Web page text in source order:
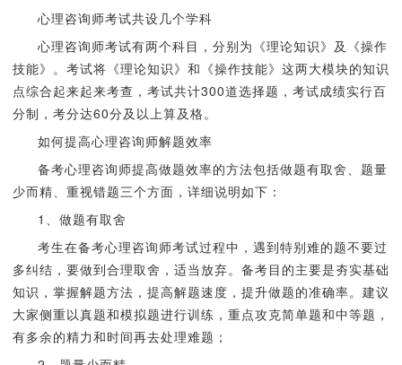
心理咨询师考试共设几个学科
心理咨询师考试有两个科目，分别为《理论知识》及《操作
技能》。考试将《理论知识》和《操作技能》这两大模块的知识
点综合起来起来考查，考试共计300道选择题，考试成绩实行百
分制，考分达60分及以上算及格。
如何提高心理咨询师解题效率
备考心理咨询师提高做题效率的方法包括做题有取舍、题量
少而精、重视错题三个方面，详细说明如下：
1、做题有取舍
考生在备考心理咨询师考试过程中，遇到特别难的题不要过
多纠结，要做到合理取舍，适当放弃。备考目的主要是夯实基础
知识，掌握解题方法，提高解题速度，提升做题的准确率。建议
大家侧重以真题和模拟题进行训练，重点攻克简单题和中等题，
有多余的精力和时间再去处理难题；